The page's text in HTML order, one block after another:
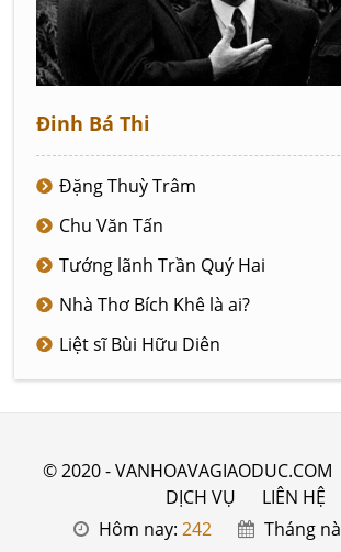
Đinh Bá Thi
Đặng Thuỳ Trâm
Chu Văn Tấn
Tướng lãnh Trần Quý Hai
Nhà Thơ Bích Khê là ai?
Liệt sĩ Bùi Hữu Diên
© 2020 - VANHOAVAGIAODUC.COM
DỊCH VỤ
LIÊN HỆ
Hôm nay: 242 Tháng